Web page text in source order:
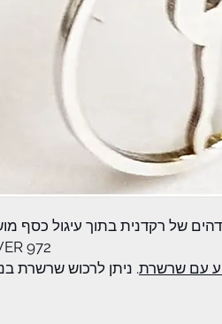
של רקדנית בתוך עיגול כסף
972
עם שרשרת. ניתן לרכוש שרשרת